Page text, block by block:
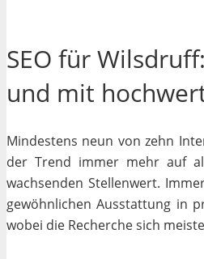
SEO für
und mit
Mindestens neun von zehn
der Trend immer mehr auf
wachsenden Stellenwert.
gewöhnlichen Ausstattung in
wobei die Recherche sich